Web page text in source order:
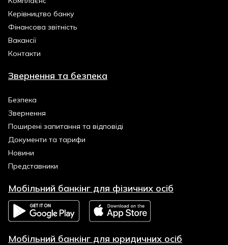
Керівництво банку
Фінансова звітність
Вакансії
Контакти
Звернення та безпека
Безпека
Звернення
Поширені запитання та відповіді
Документи та тарифи
Новини
Представники
Мобільний банкінг для фізичних осіб
Мобільний банкінг для юридичних осіб